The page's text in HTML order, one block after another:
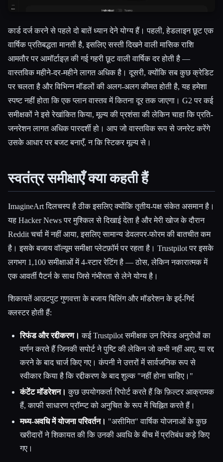
कार्ड दर्ज करने से पहले दो बातें ध्यान देने योग्य हैं। पहली, हेडलाइन छूट एक
वार्षिक प्रतिबद्धता मानती है, इसलिए सस्ती दिखने वाली मासिक राशि
आमतौर पर आमॉर्टाइज़ की गई गहरी छूट वाली वार्षिक दर होती है —
वास्तविक महीने-दर-महीने लागत अधिक है। दूसरी, क्योंकि सब कुछ क्रेडिट
पर चलता है और विभिन्न मॉडलों की अलग-अलग कीमत होती है, यह हमेशा
स्पष्ट नहीं होता कि एक प्लान वास्तव में कितना दूर तक जाएगा। G2 पर कई
समीक्षकों ने इसे रेखांकित किया, मूल्य की प्रशंसा की लेकिन चाहा कि प्रति-
जनरेशन लागत अधिक पारदर्शी हो। आप जो वास्तविक रूप से जनरेट करेंगे
उसके आधार पर बजट बनाएँ, न कि स्टिकर मूल्य से।
स्वतंत्र समीक्षाएँ क्या कहती हैं
ImagineArt दिलचस्प है ठीक इसलिए क्योंकि तृतीय-पक्ष संकेत असमान है।
यह Hacker News पर मुश्किल से दिखाई देता है और मेरी खोज के दौरान
Reddit चर्चा में नहीं आया, इसलिए सामान्य डेवलपर-फोरम की बातचीत कम
है। इसके बजाय वॉल्यूम समीक्षा प्लेटफ़ॉर्म पर रहता है। Trustpilot पर इसके
लगभग 1,100 समीक्षाओं में 4-स्टार रेटिंग है — ठोस, लेकिन नकारात्मक में
एक आवर्ती पैटर्न के साथ जिसे गंभीरता से लेने योग्य है।
शिकायतें आउटपुट गुणवत्ता के बजाय बिलिंग और मॉडरेशन के इर्द-गिर्द
क्लस्टर होती हैं:
रिफंड और रद्दीकरण। कई Trustpilot समीक्षक उन रिफंड अनुरोधों का
वर्णन करते हैं जिनकी सपोर्ट ने पुष्टि की लेकिन जो कभी नहीं आए, या रद्द
करने के बाद चार्ज किए गए। कंपनी ने उत्तरों में सार्वजनिक रूप से
स्वीकार किया है कि रद्दीकरण के बाद शुल्क "नहीं होना चाहिए।"
कंटेंट मॉडरेशन। कुछ उपयोगकर्ता रिपोर्ट करते हैं कि फ़िल्टर आक्रामक
हैं, काफी साधारण प्रॉम्प्ट को अनुचित के रूप में चिह्नित करते हैं।
मध्य-अवधि में योजना परिवर्तन। "असीमित" वार्षिक योजनाओं के कुछ
खरीदारों ने शिकायत की कि उनकी अवधि के बीच में प्रतिबंध कड़े किए
गए।